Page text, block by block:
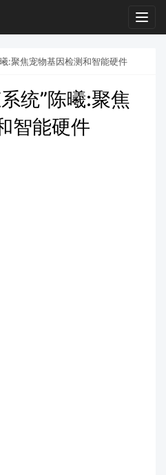
:聚焦宠物基因检测和智能硬件
统”陈曦:聚焦
智能硬件